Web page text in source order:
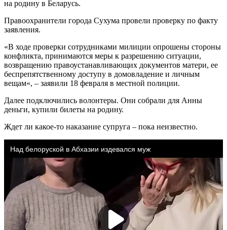
на родину в Беларусь.
Правоохранители города Сухума провели проверку по факту
заявления.
«В ходе проверки сотрудниками милиции опрошены стороны
конфликта, принимаются меры к разрешению ситуации,
возвращению правоустанавливающих документов матери, ее
беспрепятственному доступу в домовладение и личным
вещам«, – заявили 18 февраля в местной полиции.
Далее подключились волонтеры. Они собрали для Анны
деньги, купили билеты на родину.
Ждет ли какое-то наказание супруга – пока неизвестно.